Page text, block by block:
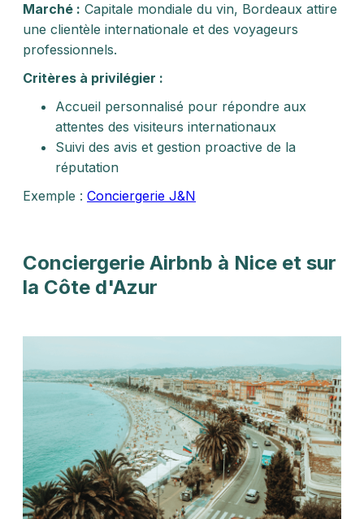
Marché : Capitale mondiale du vin, Bordeaux attire
une clientèle internationale et des voyageurs
professionnels.
Critères à privilégier :
Accueil personnalisé pour répondre aux
attentes des visiteurs internationaux
Suivi des avis et gestion proactive de la
réputation
Exemple : Conciergerie J&N
Conciergerie Airbnb à Nice et sur
la Côte d'Azur